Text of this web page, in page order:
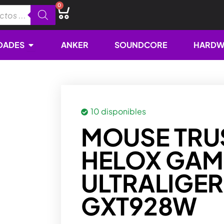
0
Cart
Open NOVEDADES
ANKER SOUNDCORE
10 disponibles
MOUSE
HELOX
GXT928W